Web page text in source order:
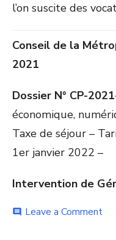
l’on suscite des
Conseil de la
2021
Dossier N° CP-
économique,
Taxe de séjour –
1er janvier 2022 –
Intervention de
comment Leave a Commenton